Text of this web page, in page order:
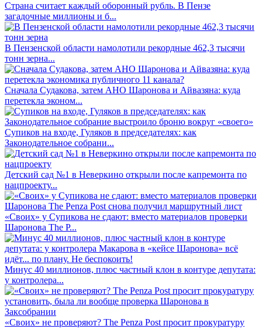
Страна считает каждый оборонный рубль. В Пензе
загадочные миллионы и б...
В Пензенской области намолотили рекордные 462,3 тысячи
тонн зерна...
Сначала Судакова, затем АНО Шаронова и Айвазяна: куда
перетекла эконом...
Супиков на входе, Гуляков в председателях: как
Законодательное собрани...
Детский сад №1 в Неверкино открыли после капремонта по
нацпроекту...
«Своих» у Супикова не сдают: вместо материалов проверки
Шаронова The P...
Минус 40 миллионов, плюс частный клон в контуре депутата:
у контролера...
«Своих» не проверяют? The Penza Post просит прокуратуру